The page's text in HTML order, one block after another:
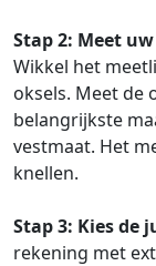
Stap 2: Meet
Wikkel het
oksels. Meet de
belangrijkste
vestmaat. Het
knellen.
Stap 3: Kies de
rekening met